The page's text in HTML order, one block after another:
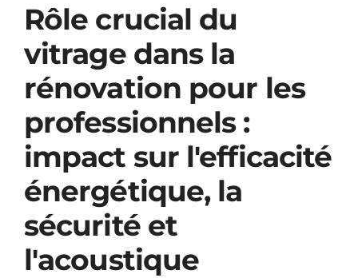
Rôle crucial du
vitrage dans la
rénovation pour les
professionnels :
impact sur l'efficacité
énergétique, la
sécurité et
l'acoustique